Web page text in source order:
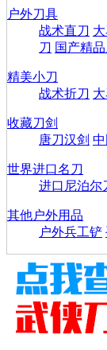
户外刀具
战术直刀
刀 国产精
精美小刀
战术折刀
收藏刀剑
唐刀汉剑
世界进口名刀
进口尼泊尔
其他户外用品
户外兵工铲